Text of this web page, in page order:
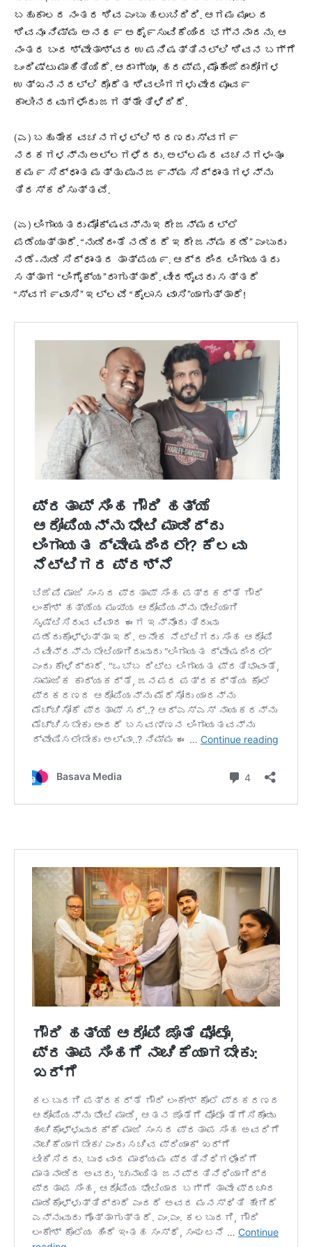
ಬಹುಕಾಲದ ನಂತರ ಶಿವ ಎಂಬು ಹಲುಬಿದಿರಿ. ಆಗಮ ಮೂಲದ
ಶಿವನೂ ನಿಮ್ಮ ಅನಥ೯ ಅಥೈ೯ಸುವಿಕೆಯಿಂದ ಭಗ್ನನಾದನು. ಆ
ನಂತರ ಬಂದ ಶ್ವೇತಾಶ್ವರ ಉಪನಿಷತ್ತಿನಲ್ಲಿ ಶಿವನ ಬಗ್ಗೆ
ಒಂದಿಷ್ಟು ಮಾಹಿತಿಯಿದೆ. ಆದಾಗ್ಯೂ, ಹರಪ್ಪ, ಮೊಹೆಂಜೆದಾರೋಗಳ
ಉತ್ಖನನದಲ್ಲಿ ದೊರೆತ ಶಿವಲಿಂಗಗಳು ವೇದಪೂವ೯
ಕಾಲೀನದವುಗಳೆಂದು ಜಗತ್ತೇ ತಿಳಿದಿದೆ.
(ಎ) ಬಹುತೇಕ ವಚನಗಳಲ್ಲಿ ಶರಣರು ಸ್ವಗ೯
ನರಕಗಳನ್ನು ಅಲ್ಲಗಳೆದರು. ಅಲ್ಲಮರ ವಚನಗಳಂತೂ
ಕಮ೯ ಸಿದ್ಧಾಂತ ಮತ್ತು ಪುನಜ೯ನ್ಮ ಸಿದ್ಧಾಂತಗಳನ್ನು
ತಿರಸ್ಕರಿಸುತ್ತವೆ.
(ಏ) ಲಿಂಗಾಯತರು ಮೋಕ್ಷವನ್ನು ಇದೇ ಜನ್ಮದಲ್ಲೆ
ಪಡೆಯುತ್ತಾರೆ. “ನುಡಿದಂತೆ ನಡೆದರೆ ಇದೇ ಜನ್ಮ ಕಡೆ” ಎಂಬುದು
ನಡೆ-ನುಡಿ ಸಿದ್ಧಾಂತದ ತಾತ್ಪಯ೯. ಆದ್ದರಿಂದ ಲಿಂಗಾಯತರು
ಸತ್ತಾಗ “ಲಿಂಗೈಕ್ಯ”ರಾಗುತ್ತಾರೆ. ವೀರಶೈವರು ಸತ್ತರೆ
“ಸ್ವಗ೯ವಾಸಿ” ಇಲ್ಲವೆ “ಕೈಲಾಸ ವಾಸಿ”ಯಾಗುತ್ತಾರೆ!